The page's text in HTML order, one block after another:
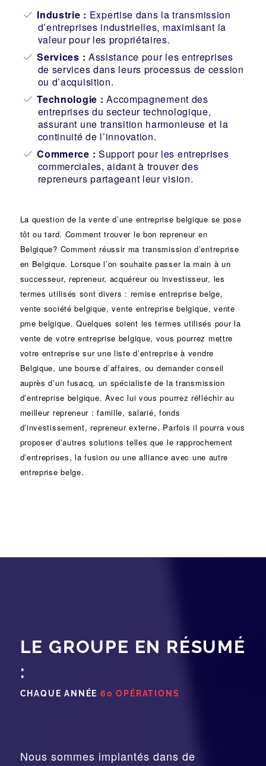
Industrie : Expertise dans la transmission
d’entreprises industrielles, maximisant la
valeur pour les propriétaires.
Services : Assistance pour les entreprises
de services dans leurs processus de cession
ou d’acquisition.
Technologie : Accompagnement des
entreprises du secteur technologique,
assurant une transition harmonieuse et la
continuité de l’innovation.
Commerce : Support pour les entreprises
commerciales, aidant à trouver des
repreneurs partageant leur vision.
La question de la vente d’une entreprise belgique se pose
tôt ou tard. Comment trouver le bon repreneur en
Belgique? Comment réussir ma transmission d’entreprise
en Belgique. Lorsque l’on souhaite passer la main à un
successeur, repreneur, acquéreur ou investisseur, les
termes utilisés sont divers : remise entreprise belge,
vente société belgique, vente entreprise belgique, vente
pme belgique. Quelques soient les termes utilisés pour la
vente de votre entreprise belgique, vous pourrez mettre
votre entreprise sur une liste d’entreprise à vendre
Belgique, unebourse d’affaires, ou demander conseil
auprès d’un fusacq, un spécialiste de latransmission
d’entreprise belgique. Avec lui vous pourrez réfléchir au
meilleur repreneur :famille, salarié, fonds
d’investissement, repreneur externe. Parfois il pourra vous
proposer d’autres solutions telles que le rapprochement
d’entreprises, lafusion ou unealliance avec une autre
entreprise belge.
LE GROUPE EN RÉSUMÉ
:
CHAQUE ANNÉE 60 OPÉRATIONS
Nous sommes implantés dans de